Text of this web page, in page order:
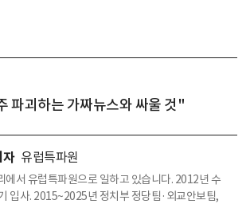
파괴하는 가짜뉴스와 싸울 것"
자 유럽특파원
에서 유럽특파원으로 일하고 있습니다. 2012년 수
입사. 2015~2025년 정치부 정당팀·외교안보팀,